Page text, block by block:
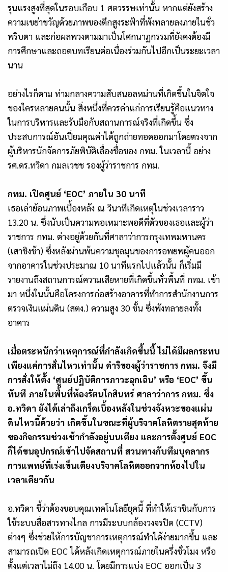
รุนแรงสูงที่สุดในรอบเกือบ 1 ศตวรรษเท่านั้น หากแต่ยังสร้าง
ความเขย่าขวัญด้วยภาพของตึกสูงระฟ้าที่พังทลายลงภายในชั่ว
พริบตา และก่อผลพวงตามมาเป็นโศกนาฏกรรมที่ยังคงต้องมี
การศึกษาและถอดบทเรียนต่อเนื่องร่วมกันไปอีกเป็นระยะเวลา
นาน
อย่างไรก็ตาม ท่ามกลางความสับสนอลหม่านที่เกิดขึ้นในจิตใจ
ของใครหลายคนนั้น สิ่งหนึ่งที่ควรค่าแก่การเรียนรู้คือแนวทาง
ในการบริหารและรับมือกับสถานการณ์จริงที่เกิดขึ้น ซึ่ง
ประสบการณ์อันเปี่ยมคุณค่าได้ถูกถ่ายทอดออกมาโดยตรงจาก
ผู้บริหารนักจัดการภัยพิบัติเลื่องชื่อของ กทม. ในเวลานี้ อย่าง
รศ.ดร.ทวิดา กมลเวชช รองผู้ว่าราชการ กทม.
กทม. เปิดศูนย์ ‘EOC’ ภายใน 30 นาที
เธอเล่าย้อนภาพเบื้องหลัง ณ วินาทีเกิดเหตุในช่วงเวลาราว
13.20 น. ซึ่งนับเป็นความพอเหมาะพอดีที่ตัวของเธอและผู้ว่า
ราชการ กทม. ต่างอยู่ด้วยกันที่ศาลาว่าการกรุงเทพมหานคร
(เสาชิงช้า) ซึ่งหลังผ่านพ้นความชุลมุนของการอพยพผู้คนออก
จากอาคารในช่วงประมาณ 10 นาทีแรกไปแล้วนั้น ก็เริ่มมี
รายงานถึงสถานการณ์ความเสียหายที่เกิดขึ้นทั่วพื้นที่ กทม. เข้า
มา หนึ่งในนั้นคือโครงการก่อสร้างอาคารที่ทำการสำนักงานการ
ตรวจเงินแผ่นดิน (สตง.) ความสูง 30 ชั้น ซึ่งพังทลายลงทั้ง
อาคาร
เมื่อตระหนักว่าเหตุการณ์ที่กำลังเกิดขึ้นนี้ ไม่ได้มีผลกระทบ
เพียงแค่การสั่นไหวเท่านั้น ดำริของผู้ว่าราชการ กทม. จึงมี
การสั่งให้ตั้ง ‘ศูนย์ปฏิบัติการภาวะฉุกเฉิน’ หรือ ‘EOC’ ขึ้น
ทันที ภายในพื้นที่ห้องรัตนโกสินทร์ ศาลาว่าการ กทม. ซึ่ง
อ.ทวิดา ยังได้เล่าถึงเกร็ดเบื้องหลังในช่วงจังหวะของแผ่น
ดินไหวนี้ด้วยว่า เกิดขึ้นในขณะที่ผู้บริจาคโลหิตรายสุดท้าย
ของกิจกรรมช่วงเช้ากำลังอยู่บนเตียง และการตั้งศูนย์ EOC
ก็ได้ขนอุปกรณ์เข้าไปจัดสถานที่ สวนทางกับทีมบุคลากร
การแพทย์ที่เร่งเข็นเตียงบริจาคโลหิตออกจากห้องไปใน
เวลาเดียวกัน
อ.ทวิดา ชี้ว่าต้องขอบคุณเทคโนโลยียุคนี้ ที่ทำให้เราชินกับการ
ใช้ระบบสื่อสารทางไกล การมีระบบกล้องวงจรปิด (CCTV)
ต่างๆ ซึ่งช่วยให้การบัญชาการเหตุการณ์ทำได้ง่ายมากขึ้น และ
สามารถเปิด EOC ได้หลังเกิดเหตุการณ์ภายในครึ่งชั่วโมง หรือ
ตั้งแต่เวลาไม่ถึง 14.00 น. โดยมีการแบ่ง EOC ออกเป็น 3